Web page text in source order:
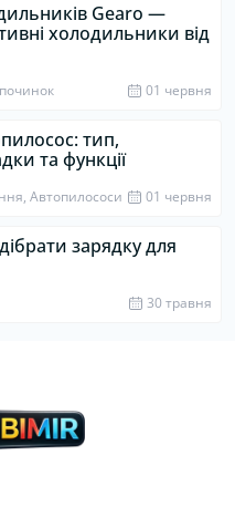
Gearo —
холодильники від
01 червня
тип,
та функції
Автопилососи 01 червня
зарядку для
30 травня